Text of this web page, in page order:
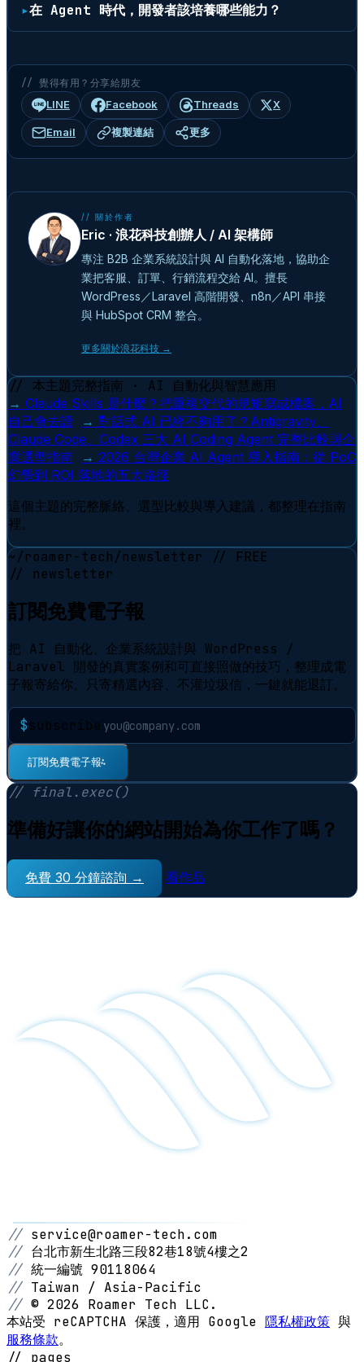
在 Agent 時代，開發者該培養哪些能力？
// 覺得有用？分享給朋友
LINE Facebook Threads X
Email 複製連結 更多
// 關於作者
Eric · 浪花科技創辦人 / AI 架構師
專注 B2B 企業系統設計與 AI 自動化落地，協助企
業把客服、訂單、行銷流程交給 AI。擅長
WordPress／Laravel 高階開發、n8n／API 串接
與 HubSpot CRM 整合。
更多關於浪花科技 →
// 本主題完整指南 · AI 自動化與智慧應用
→ Claude Skills 是什麼？把重複交代的規矩寫成檔案，AI
自己會去讀
→ 對話式 AI 已經不夠用了？Antigravity、
Claude Code、Codex 三大 AI Coding Agent 完整比較與企
業選型指南
→ 2026 台灣企業 AI Agent 導入指南：從 PoC
幻覺到 ROI 落地的五大路徑
這個主題的完整脈絡、選型比較與導入建議，都整理在指南
裡。
~/roamer-tech/newsletter
// FREE
// newsletter
訂閱免費電子報
把 AI 自動化、企業系統設計與 WordPress /
Laravel 開發的真實案例和可直接照做的技巧，整理成電
子報寄給你。只寄精選內容、不灌垃圾信，一鍵就能退訂。
$subscribe
訂閱免費電子報⠋
// final.exec()
準備好讓你的網站開始為你工作了嗎？
免費 30 分鐘諮詢 → 看作品
// service@roamer-tech.com
// 台北市新生北路三段82巷18號4樓之2
// 統一編號 90118064
// Taiwan / Asia-Pacific
// © 2026 Roamer Tech LLC.
本站受 reCAPTCHA 保護，適用 Google 隱私權政策 與
服務條款。
// pages